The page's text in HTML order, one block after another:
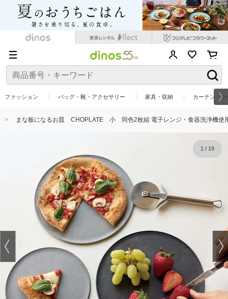
ファッション バッグ・靴・アクセサリー 家具・収納 カーテン・
まな板になるお皿 CHOPLATE 小 同色2枚組 電子レンジ・食器洗浄機使
1/ 19